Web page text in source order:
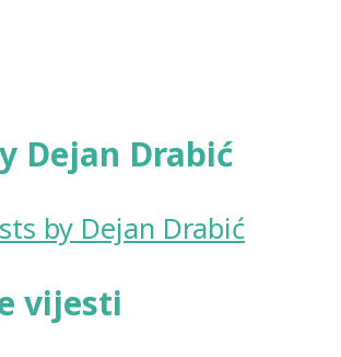
Dejan Drabić
by Dejan Drabić
vijesti